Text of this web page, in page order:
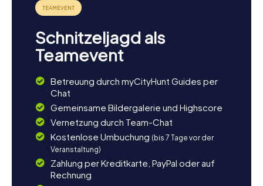
Schnitzeljagd als
Teamevent
Betreuung durch myCityHunt Guides per
Chat
Gemeinsame Bildergalerie und Highscore
Vernetzung durch Team-Chat
Kostenlose Umbuchung (bis 7 Tage vor der
Veranstaltung)
Zahlung per Kreditkarte, PayPal oder auf
Rechnung